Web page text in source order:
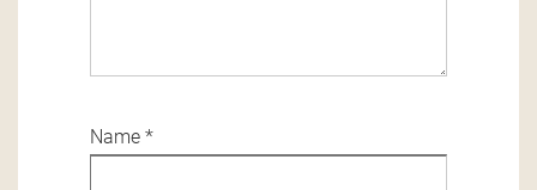
Name *